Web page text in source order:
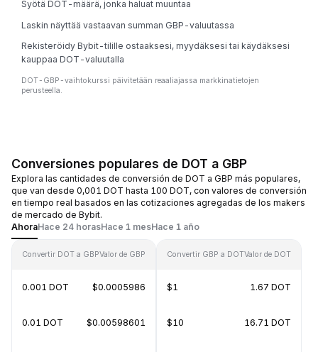
Syötä DOT-määrä, jonka haluat muuntaa
Laskin näyttää vastaavan summan GBP-valuutassa
Rekisteröidy Bybit-tilille ostaaksesi, myydäksesi tai käydäksesi
kauppaa DOT-valuutalla
DOT-GBP-vaihtokurssi päivitetään reaaliajassa markkinatietojen
perusteella.
Conversiones populares de DOT a GBP
Explora las cantidades de conversión de DOT a GBP más populares,
que van desde 0,001 DOT hasta 100 DOT, con valores de conversión
en tiempo real basados en las cotizaciones agregadas de los makers
de mercado de Bybit.
AhoraHace 24 horasHace 1 mesHace 1 año
Convertir DOT a GBPValor de GBP
0.001 DOT $0.0005986
0.01 DOT $0.00598601
Convertir GBP a DOTValor de DOT
$1 1.67 DOT
$10 16.71 DOT